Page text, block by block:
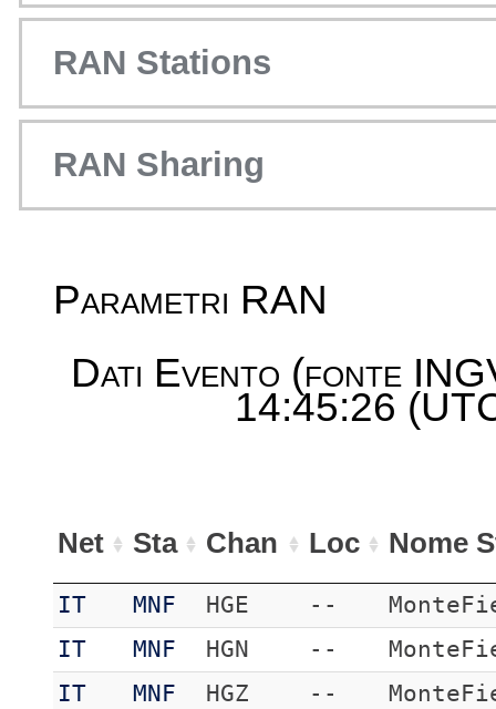
RAN Stations
RAN Sharing
Parametri RAN
Dati Evento (fonte
14:45:26
Net Sta Chan Loc Nome
IT MNF HGE --
IT
MNF HGN --
IT
MNF HGZ --